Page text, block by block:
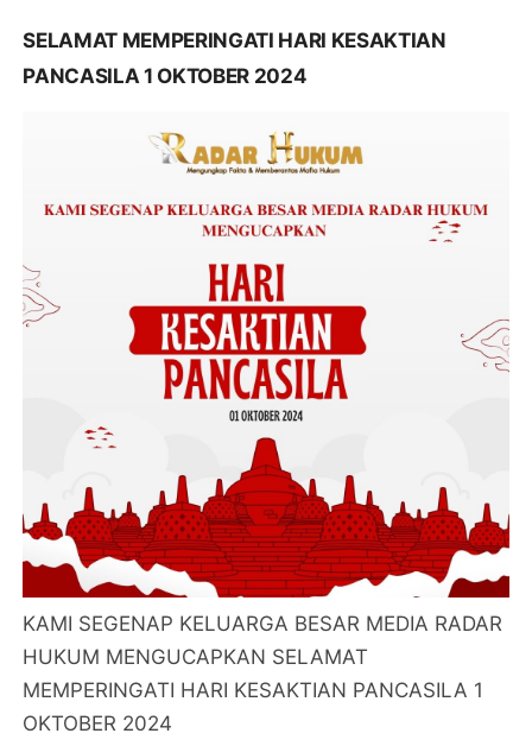
SELAMAT MEMPERINGATI HARI KESAKTIAN
PANCASILA 1 OKTOBER 2024
KAMI SEGENAP KELUARGA BESAR MEDIA RADAR
HUKUM MENGUCAPKAN SELAMAT
MEMPERINGATI HARI KESAKTIAN PANCASILA 1
OKTOBER 2024